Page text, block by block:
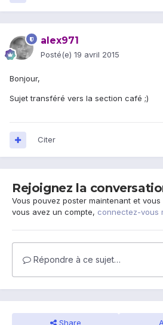
alex971
Posté(e) 19 avril 2015
Bonjour,
Sujet transféré vers la section café ;)
Citer
Rejoignez la
Vous pouvez poster maintenant et
vous avez un compte, connectez-vous
Répondre à ce sujet…
Share